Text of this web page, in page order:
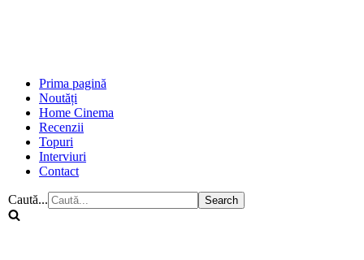
Prima pagină
Noutăți
Home Cinema
Recenzii
Topuri
Interviuri
Contact
Caută...